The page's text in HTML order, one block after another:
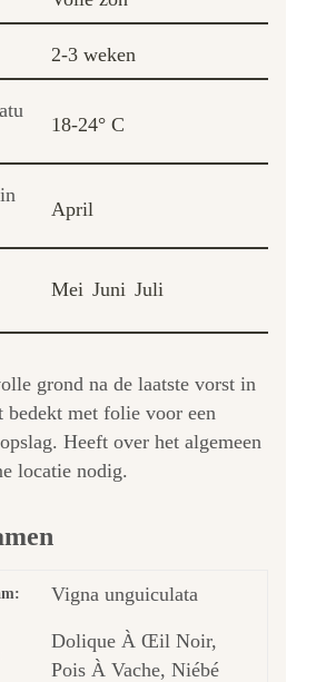
2-3 weken
18-24° C
April
Mei Juni Juli
grond na de laatste vorst in
met folie voor een
Heeft over het algemeen
locatie nodig.
Vigna unguiculata
Dolique À Œil Noir,
Pois À Vache, Niébé